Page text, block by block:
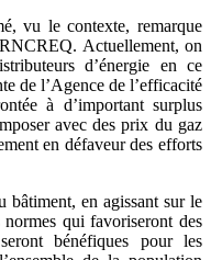
vu le contexte, remarque
Actuellement, on
d’énergie en ce
de l’Agence de l’efficacité
à d’important surplus
avec des prix du gaz
en défaveur des efforts
en agissant sur le
qui favoriseront des
bénéfiques pour les